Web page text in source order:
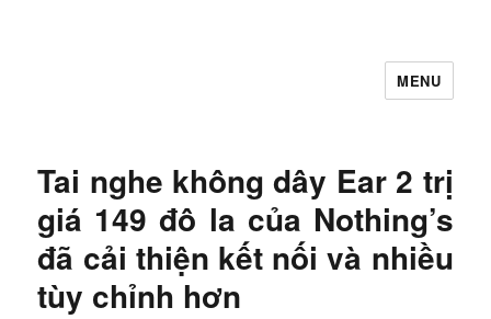
MENU
Tai nghe không dây Ear 2 trị
giá 149 đô la của Nothing’s
đã cải thiện kết nối và nhiều
tùy chỉnh hơn